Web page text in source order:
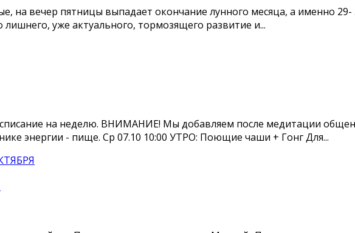
на вечер пятницы выпадает окончание лунного месяца, а именно
уже актуального, тормозящего развитие и...
на неделю. ВНИМАНИЕ! Мы добавляем после медитации
энергии - пище. Ср 07.10 10:00 УТРО: Поющие чаши + Гонг Для...